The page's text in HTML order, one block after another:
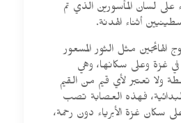
لسان المأسورين الذي تم
أثناء الهدنة.
الهائجين مثل الثور المسعور
في غزة وعلى سكانها، وهي
ولا تعتبر لأي قيم من القيم
فهذه العصابة تصب
سكان غزة الأبرياء دون رحمة،